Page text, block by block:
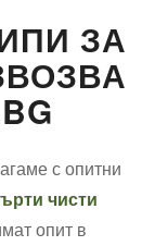
ЗА
с опитни
чисти
опит в